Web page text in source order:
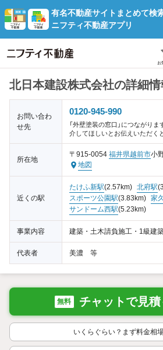
有名不動産サイトまとめて検
ニフティ不動産アプリ
お
北日本建設株式会社の詳細情
お問い合わ
せ先
0120-945-990
「外壁塗装の窓口」につながり
介してほしいとお伝えいただく
所在地
〒915-0054 福井県越前市小
地図
近くの駅
たけふ新駅(2.57km) 北府駅
スポーツ公園駅(3.83km) 家
サンドーム西駅(5.23km)
事業内容 建築・土木請負施工・1級建
代表者 美濃 等
無料 チャットで見
いくらぐらい？まず料金相